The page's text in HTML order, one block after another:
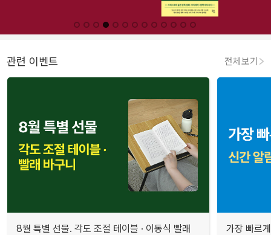
관련 이벤트 전체보기
8월 특별 선물. 각도 조절 테이블 · 이동식 빨래
가장 빠르